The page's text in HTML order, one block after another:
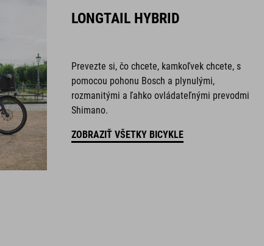
LONGTAIL HYBRID
Prevezte si, čo chcete, kamkoľvek chcete, s
pomocou pohonu Bosch a plynulými,
rozmanitými a ľahko ovládateľnými prevodmi
Shimano.
ZOBRAZIŤ VŠETKY BICYKLE